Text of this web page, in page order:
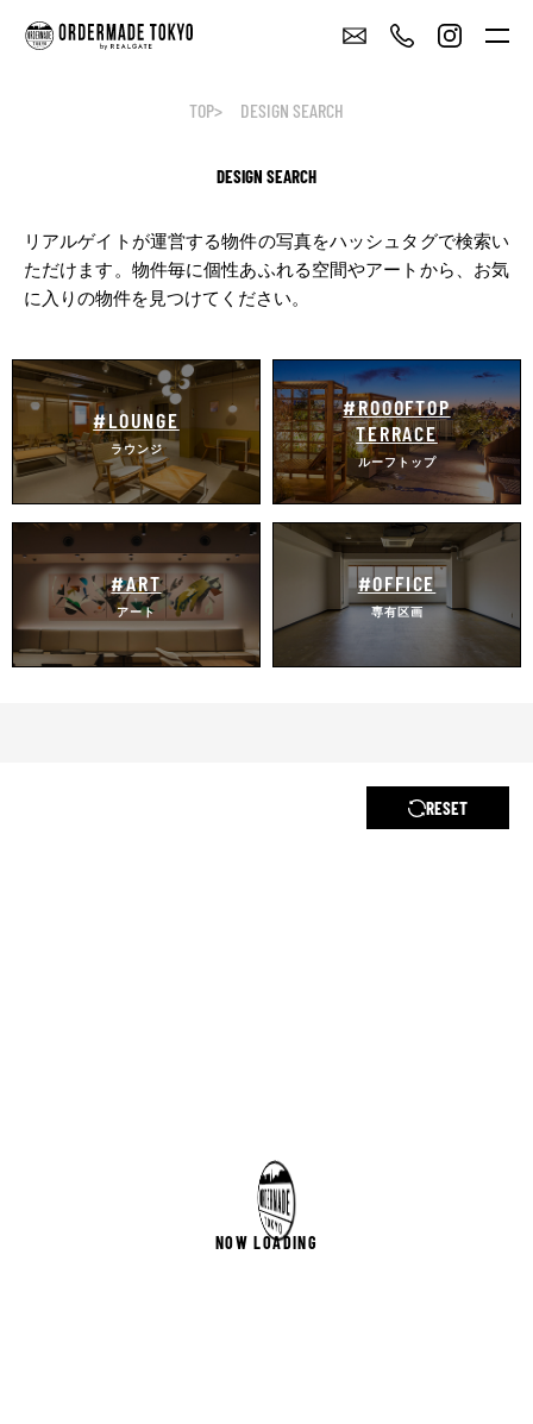
TOP DESIGN SEARCH
DESIGN SEARCH
リアルゲイトが運営する物件の写真をハッシュタグで検索い
ただけます。 物件毎に個性あふれる空間やアートから、お気
に入りの物件を見つけてください。
#LOUNGE
ラウンジ
#ROOOFTOP
TERRACE
ルーフトップ
#ART
アート
#OFFICE
専有区画
RESET
NOW LOADING